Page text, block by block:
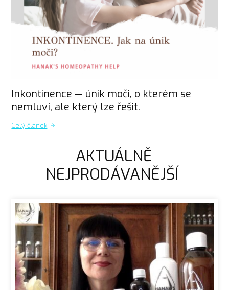
Inkontinence — únik moči, o kterém se
nemluví, ale který lze řešit.
Celý článek
AKTUÁLNĚ
NEJPRODÁVANĚJŠÍ